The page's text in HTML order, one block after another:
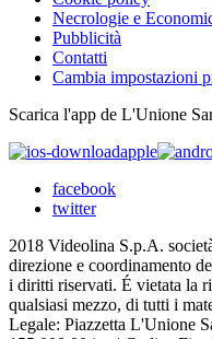
Necrologie e
Pubblicità
Contatti
Cambia impostazioni
Scarica l'app de L'Unione
apple
facebook
twitter
2018 Videolina S.p.A.
direzione e coordinamento
i diritti riservati. É vietata la
qualsiasi mezzo, di tutti i
Legale: Piazzetta L'Unione